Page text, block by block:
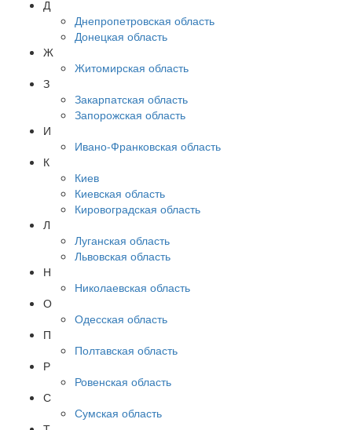
Д
Днепропетровская область
Донецкая область
Ж
Житомирская область
З
Закарпатская область
Запорожская область
И
Ивано-Франковская область
К
Киев
Киевская область
Кировоградская область
Л
Луганская область
Львовская область
Н
Николаевская область
О
Одесская область
П
Полтавская область
Р
Ровенская область
С
Сумская область